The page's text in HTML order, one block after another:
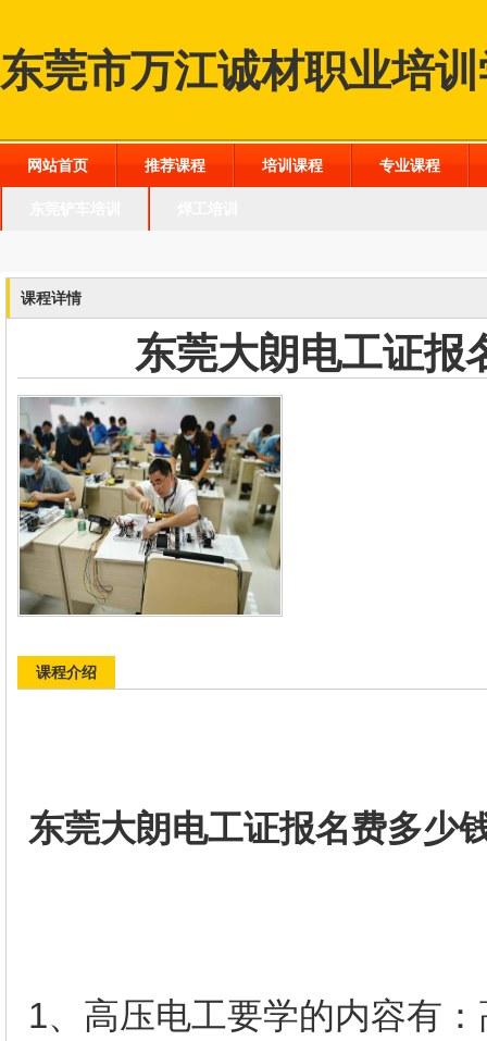
东莞市万江诚材职业培
网站首页 推荐课程 培训课程 专业课程
课程详情
东莞大朗电工证报
课程介绍
东莞大朗电工证报名费多少
1、高压电工要学的内容有